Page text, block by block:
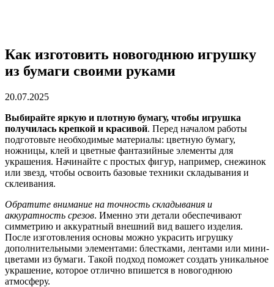
Как изготовить новогоднюю игрушку
из бумаги своими руками
20.07.2025
Выбирайте яркую и плотную бумагу, чтобы игрушка
получилась крепкой и красивой. Перед началом работы
подготовьте необходимые материалы: цветную бумагу,
ножницы, клей и цветные фантазийные элементы для
украшения. Начинайте с простых фигур, например, снежинок
или звезд, чтобы освоить базовые техники складывания и
склеивания.
Обратите внимание на точность складывания и
аккуратность срезов. Именно эти детали обеспечивают
симметрию и аккуратный внешний вид вашего изделия.
После изготовления основы можно украсить игрушку
дополнительными элементами: блестками, лентами или мини-
цветами из бумаги. Такой подход поможет создать уникальное
украшение, которое отлично впишется в новогоднюю
атмосферу.